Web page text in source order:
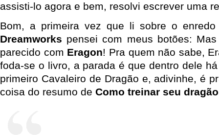
assisti-lo agora e bem, resolvi escrever uma
Bom, a primeira vez que li sobre o enredo
Dreamworks pensei com meus botões:
parecido com Eragon! Pra quem não sabe,
foda-se o livro, a parada é que dentro dele
primeiro Cavaleiro de Dragão e, adivinhe, é
coisa do resumo de Como treinar seu dragão